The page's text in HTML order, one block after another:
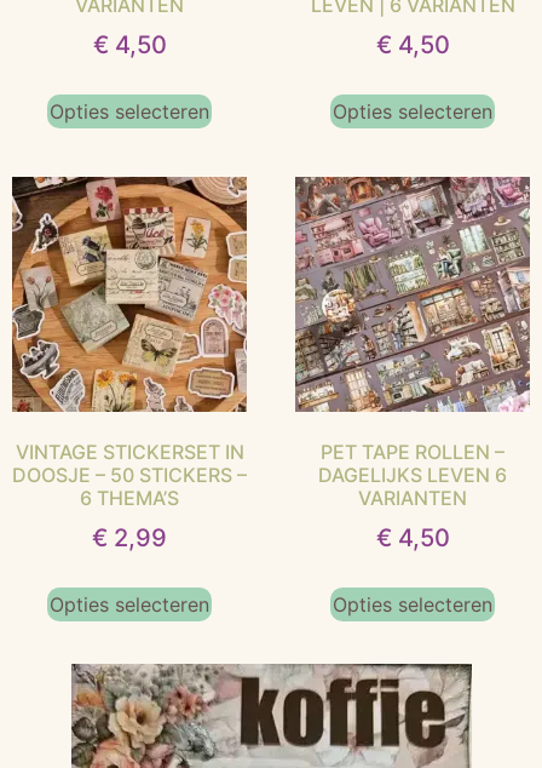
VARIANTEN
€ 4,50
Opties selecteren
LEVEN | 6 VARIANTEN
€ 4,50
Opties selecteren
VINTAGE STICKERSET IN
DOOSJE – 50 STICKERS –
6 THEMA’S
€ 2,99
Opties selecteren
PET TAPE ROLLEN –
DAGELIJKS LEVEN 6
VARIANTEN
€ 4,50
Opties selecteren